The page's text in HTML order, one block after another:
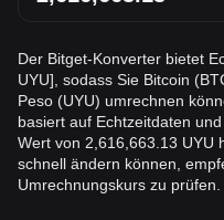
Der Bitget-Konverter bietet
UYU], sodass Sie Bitcoin
Peso (UYU) umrechnen
basiert auf Echtzeitdaten
Wert von 2,616,663.13 UYU
schnell ändern können,
Umrechnungskurs zu prüfen.